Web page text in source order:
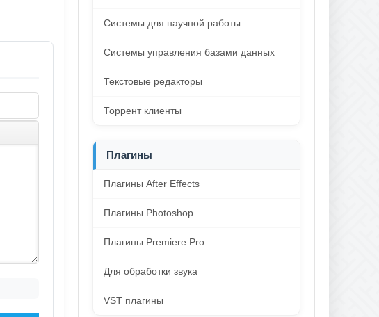
Системы для научной работы
Системы управления базами данных
Текстовые редакторы
Торрент клиенты
Плагины
Плагины After Effects
Плагины Photoshop
Плагины Premiere Pro
Для обработки звука
VST плагины